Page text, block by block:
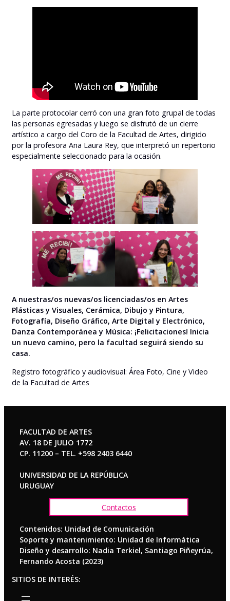
La parte protocolar cerró con una gran foto grupal de todas
las personas egresadas y luego se disfrutó de un cierre
artístico a cargo del Coro de la Facultad de Artes, dirigido
por la profesora Ana Laura Rey, que interpretó un repertorio
especialmente seleccionado para la ocasión.
A nuestras/os nuevas/os licenciadas/os en Artes
Plásticas y Visuales, Cerámica, Dibujo y Pintura,
Fotografía, Diseño Gráfico, Arte Digital y Electrónico,
Danza Contemporánea y Música: ¡Felicitaciones! Inicia
un nuevo camino, pero la facultad seguirá siendo su
casa.
Registro fotográfico y audiovisual: Área Foto, Cine y Video
de la Facultad de Artes
FACULTAD DE ARTES
AV. 18 DE JULIO 1772
CP. 11200 – TEL. +598 2403 6440
UNIVERSIDAD DE LA REPÚBLICA
URUGUAY
Contactos
Contenidos: Unidad de Comunicación
Soporte y mantenimiento: Unidad de Informática
Diseño y desarrollo: Nadia Terkiel, Santiago Piñeyrúa,
Fernando Acosta (2023)
SITIOS DE INTERÉS: